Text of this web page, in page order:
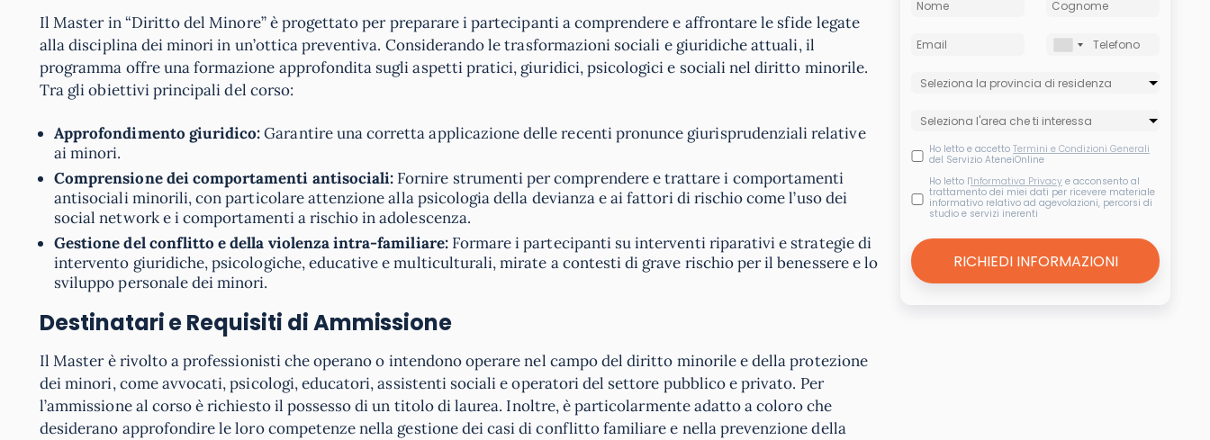
Il Master in “Diritto del Minore” è progettato per preparare i partecipanti a comprendere e affrontare le sfide legate
alla disciplina dei minori in un’ottica preventiva. Considerando le trasformazioni sociali e giuridiche attuali, il
programma offre una formazione approfondita sugli aspetti pratici, giuridici, psicologici e sociali nel diritto minorile.
Tra gli obiettivi principali del corso:
Approfondimento giuridico:Garantire una corretta applicazione delle recenti pronunce giurisprudenziali relative
ai minori.
Comprensione dei comportamenti antisociali: Fornire strumenti per comprendere e trattare i comportamenti
antisociali minorili, con particolare attenzione alla psicologia della devianza e ai fattori di rischio come l’uso dei
social network e i comportamenti a rischio in adolescenza.
Gestione del conflitto e della violenza intra-familiare:Formare i partecipanti su interventi riparativi e strategie di
intervento giuridiche, psicologiche, educative e multiculturali, mirate a contesti di grave rischio per il benessere e lo
sviluppo personale dei minori.
Destinatari e Requisiti di Ammissione
Il Master è rivolto a professionisti che operano o intendono operare nel campo del diritto minorile e della protezione
dei minori, come avvocati, psicologi, educatori, assistenti sociali e operatori del settore pubblico e privato. Per
l’ammissione al corso è richiesto il possesso di un titolo di laurea. Inoltre, è particolarmente adatto a coloro che
desiderano approfondire le loro competenze nella gestione dei casi di conflitto familiare e nella prevenzione della
Ho letto e accetto Termini e Condizioni Generali
del Servizio AteneiOnline
Ho letto l'Informativa Privacy e acconsento al
trattamento dei miei dati per ricevere materiale
informativo relativo ad agevolazioni, percorsi di
studio e servizi inerenti